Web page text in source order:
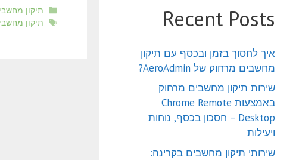
קטגוריות
תיקון
תגיות
תיקון Recent Posts
איך לחסוך בזמן ובכסף עם תיקון
מחשבים מרחוק של AeroAdmin?
שירות תיקון מחשבים מרחוק
באמצעות Chrome Remote
Desktop – חסכון בכסף, נוחות
ויעילות
שירותי תיקון מחשבים בקרינה: